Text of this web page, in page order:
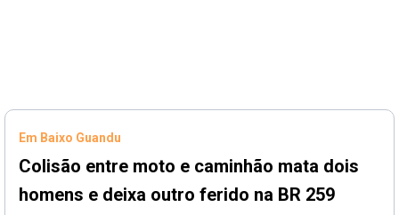
Em Baixo Guandu
Colisão entre moto e caminhão mata dois
homens e deixa outro ferido na BR 259